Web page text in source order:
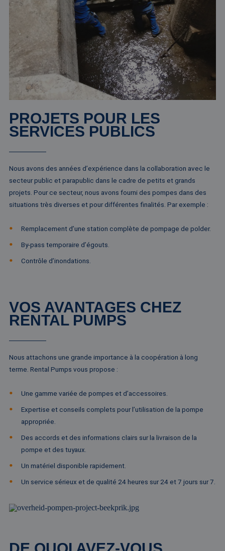
PROJETS POUR LES
SERVICES PUBLICS
Nous avons des années d’expérience dans la collaboration avec le
secteur public et parapublic dans le cadre de petits et grands
projets. Pour ce secteur, nous avons fourni des pompes dans des
situations très diverses et pour différentes finalités. Par exemple :
Remplacement d’une station complète de pompage de polder.
By-pass temporaire d’égouts.
Contrôle d’inondations.
VOS AVANTAGES CHEZ
RENTAL PUMPS
Nous attachons une grande importance à la coopération à long
terme. Rental Pumps vous propose :
Une gamme variée de pompes et d’accessoires.
Expertise et conseils complets pour l’utilisation de la pompe
appropriée.
Des accords et des informations clairs sur la livraison de la
pompe et des tuyaux.
Un matériel disponible rapidement.
Un service sérieux et de qualité 24 heures sur 24 et 7 jours sur 7.